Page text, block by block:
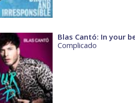
Blas Cantó: In your
Complicado